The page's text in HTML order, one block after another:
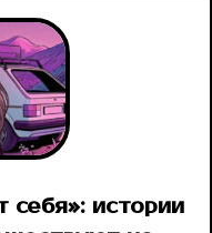
себя»: истории